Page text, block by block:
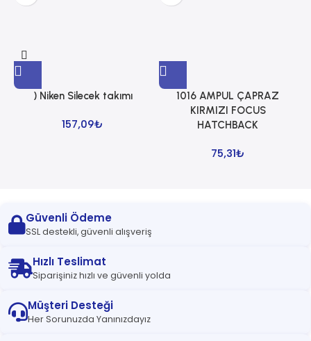
) Niken Silecek takımı
157,09₺
1016 AMPUL ÇAPRAZ
KIRMIZI FOCUS
HATCHBACK
75,31₺
Güvenli Ödeme
SSL destekli, güvenli alışveriş
Hızlı Teslimat
Siparişiniz hızlı ve güvenli yolda
Müşteri Desteği
Her Sorunuzda Yanınızdayız